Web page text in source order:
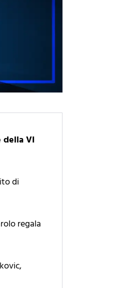
della VI
di
regala